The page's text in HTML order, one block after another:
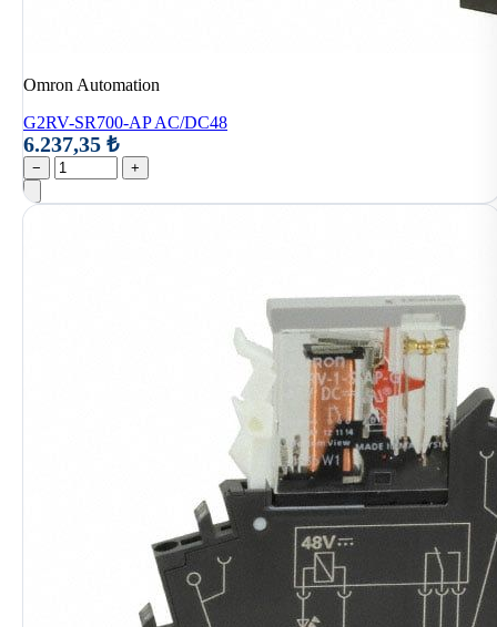
Omron Automation
G2RV-SR700-AP AC/DC48
6.237,35 ₺
− +